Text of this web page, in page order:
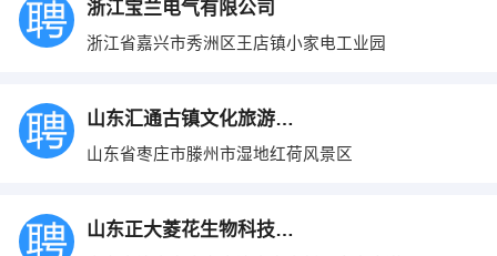
浙江宝兰电气有限公司
浙江省嘉兴市秀洲区王店镇小家电工业园
山东汇通古镇文化旅游开发有限公司
山东省枣庄市滕州市湿地红荷风景区
山东正大菱花生物科技有限公司